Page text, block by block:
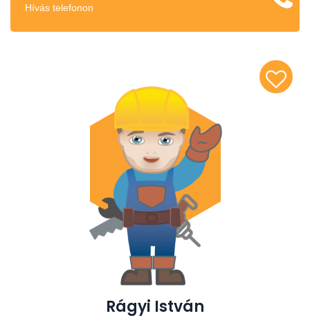
Hívás telefonon
Rágyi István